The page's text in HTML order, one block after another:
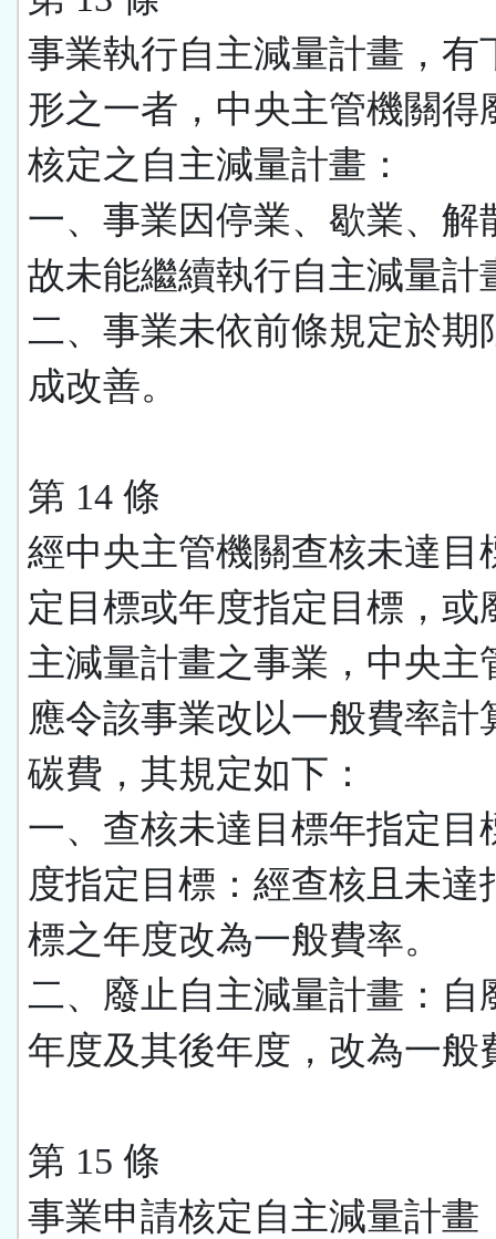
事業執行自主減量計畫，有
形之一者，中央主管機關得
核定之自主減量計畫：
一、事業因停業、歇業、解
故未能繼續執行自主減量計
二、事業未依前條規定於期
成改善。
第 14 條
經中央主管機關查核未達目
定目標或年度指定目標，或
主減量計畫之事業，中央主
應令該事業改以一般費率計
碳費，其規定如下：
一、查核未達目標年指定目
度指定目標：經查核且未達
標之年度改為一般費率。
二、廢止自主減量計畫：自
年度及其後年度，改為一般
第 15 條
事業申請核定自主減量計畫